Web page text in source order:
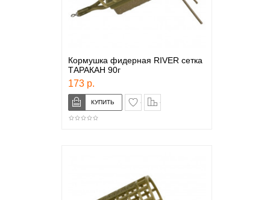
Кормушка фидерная RIVER сетка
ТАРАКАН 90г
173 р.
в закладки